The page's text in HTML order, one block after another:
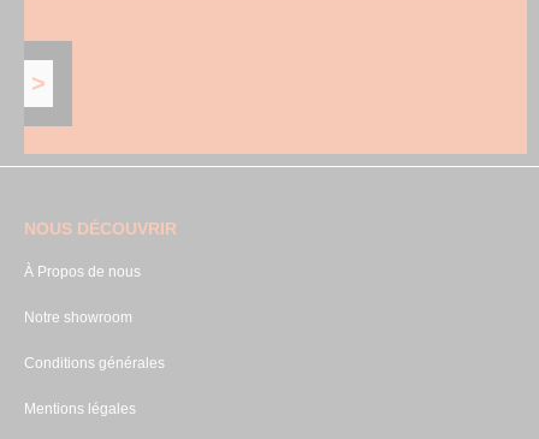
NOUS DÉCOUVRIR
À Propos de nous
Notre showroom
Conditions générales
Mentions légales